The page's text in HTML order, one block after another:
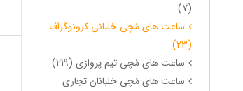
(7)
ساعت های مُچی خلبانی کرونوگراف
(23)
ساعت های مُچی تیم پروازی (219)
ساعت های مُچی خلبانان تجاری